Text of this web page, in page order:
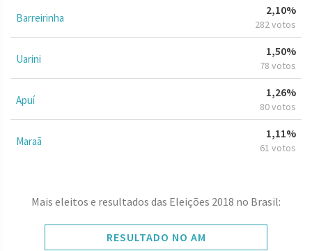
Barreirinha
2,10%
282 votos
Uarini
1,50%
78 votos
Apuí
1,26%
80 votos
Maraã
1,11%
61 votos
Mais eleitos e resultados das Eleições 2018 no Brasil:
RESULTADO NO AM